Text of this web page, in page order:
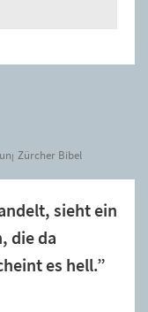
Zürcher Bibel
sieht ein
die da
es hell.”